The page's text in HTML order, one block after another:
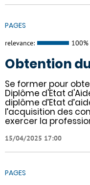
PAGES
relevance: 100%
Obtention du
Se former pour
Diplôme d'Etat
diplôme d’Etat
l’acquisition des
exercer la
15/04/2025 17:00
PAGES